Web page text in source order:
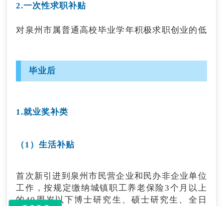
2.一次性求职补贴
对泉州市属普通高校毕业学年积极求职创业的低
贷款的高校毕业生，给予一次性求职补贴2000
元。
于申报时间内登录“福建就业网”进行线上申请。
对有职业技能提升要求和培训意愿的毕业学年高
校毕业生，提供免费职业技能提升培训。
毕业后
1.就业奖补类
（1）生活补贴
首次新引进到泉州市民营企业和民办非企业单位
工作，按规定缴纳城镇职工养老保险3个月以上
的40周岁以下博士研究生、硕士研究生、全日